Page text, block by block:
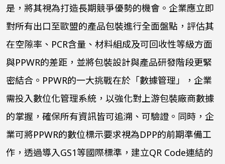
是，將其視為打造長期競爭優勢的機會。企業應立即
對所有出口至歐盟的產品包裝進行全面盤點，評估其
在空隙率、 PCR含量、材料組成及可回收性等級方面
與PPWR的差距，並將包裝設計與產品研發階段更緊
密結合。 PPWR的一大挑戰在於「數據管理」，企業
需投入數位化管理系統，以強化對上游包裝廠商數據
的掌握，確保所有資訊皆可追溯、可驗證。同時，企
業可將PPWR的數位標示要求視為DPP的前期準備工
作，透過導入GS1等國際標準，建立QR Code連結的